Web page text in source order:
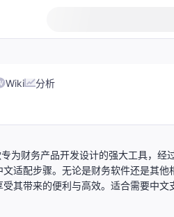
Wiki 分析
为财务产品开发设计的强大工具，经
适配步骤。无论是财务软件还是其
其带来的便利与高效。适合需要中